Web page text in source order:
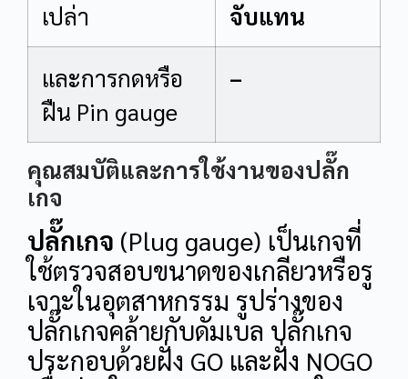
เปล่า
จับแทน
และการกดหรือ
ฝืน Pin gauge
–
คุณสมบัติและการใช้งานของปลั๊ก
เกจ
ปลั๊กเกจ (Plug gauge) เป็นเกจที่
ใช้ตรวจสอบขนาดของเกลียวหรือรู
เจาะในอุตสาหกรรม รูปร่างของ
ปลั๊กเกจคล้ายกับดัมเบล ปลั๊กเกจ
ประกอบด้วยฝั่ง GO และฝั่ง NOGO